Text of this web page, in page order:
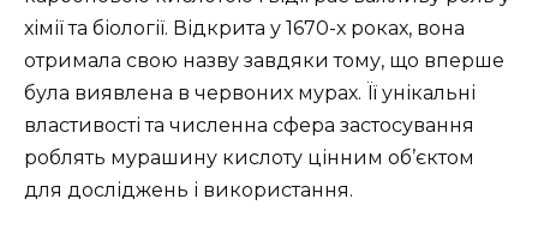
хімії та біології. Відкрита у 1670-х роках, вона
отримала свою назву завдяки тому, що вперше
була виявлена в червоних мурах. Її унікальні
властивості та численна сфера застосування
роблять мурашину кислоту цінним об’єктом
для досліджень і використання.